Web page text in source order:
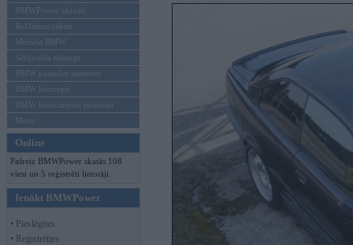
BMWPower aktuāli
Reklāmas raksti
Mēneša BMW
Sērijveida tūnings
BMW pasaules jaunumi
BMW koncepti
BMW konkurentu jaunumi
Moto
Online
Pašreiz BMWPower skatās 108
viesi un 5 reģistrēti lietotāji.
Ienākt BMWPower
• Pieslēgties
• Reģistrēties